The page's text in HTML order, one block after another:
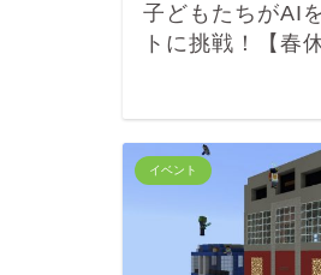
子どもたちがAI
トに挑戦！【春
イベント